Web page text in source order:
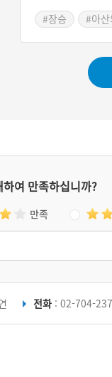
#장승
#아
여 만족하십니까?
만족
전화 : 02-704-